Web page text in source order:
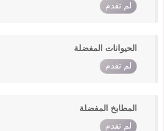
لم تقدم
الحيوانات المفضلة
لم تقدم
المطابخ المفضلة
لم تقدم